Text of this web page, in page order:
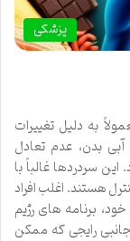
پزشکی
به دلیل تغییرات
بدن، عدم تعادل
سردردها غالباً با
هستند. اغلب افراد
برنامه های رژیم
رایجی که ممکن